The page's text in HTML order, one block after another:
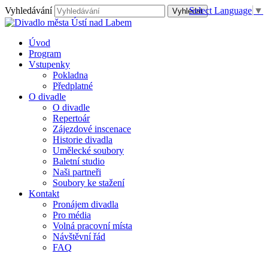
Vyhledávání
Úvod
Program
Vstupenky
Pokladna
Předplatné
O divadle
O divadle
Repertoár
Zájezdové inscenace
Historie divadla
Umělecké soubory
Baletní studio
Naši partneři
Soubory ke stažení
Kontakt
Pronájem divadla
Pro média
Volná pracovní místa
Návštěvní řád
FAQ
Select Language ▼